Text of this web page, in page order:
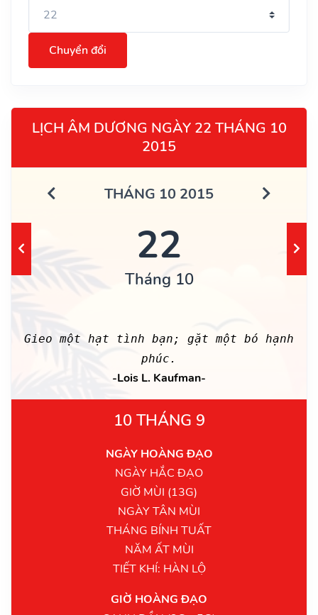
Chuyển đổi
LỊCH ÂM DƯƠNG NGÀY 22 THÁNG 10
2015
THÁNG 10 2015
22
Tháng 10
Gieo một hạt tình bạn; gặt một bó hạnh
phúc.
-Lois L. Kaufman-
10 THÁNG 9
NGÀY HOÀNG ĐẠO
NGÀY HẮC ĐẠO
GIỜ MÙI (13G)
NGÀY TÂN MÙI
THÁNG BÍNH TUẤT
NĂM ẤT MÙI
TIẾT KHÍ: HÀN LỘ
GIỜ HOÀNG ĐẠO